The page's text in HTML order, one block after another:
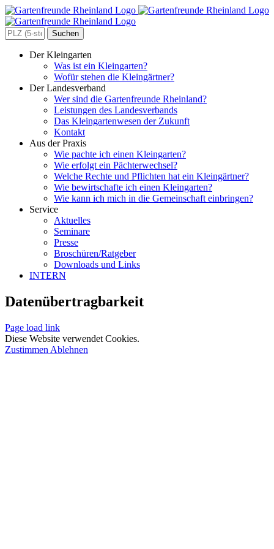
Zum
Inhalt
springen
Search
for:
Der Kleingarten
Was ist ein Kleingarten?
Wofür stehen die Kleingärtner?
Der Landesverband
Wer sind die Gartenfreunde Rheinland?
Leistungen des Landesverbands
Das Kleingartenwesen der Zukunft
Kontakt
Aus der Praxis
Wie pachte ich einen Kleingarten?
Wie erfolgt ein Pächterwechsel?
Welche Rechte und Pflichten hat ein Kleingärtner?
Wie bewirtschafte ich einen Kleingarten?
Wie kann ich mich in die Gemeinschaft einbringen?
Service
Aktuelles
Seminare
Presse
Broschüren/Ratgeber
Downloads und Links
INTERN
Datenübertragbarkeit
Page load link
Diese Website verwendet Cookies.
Zustimmen Ablehnen